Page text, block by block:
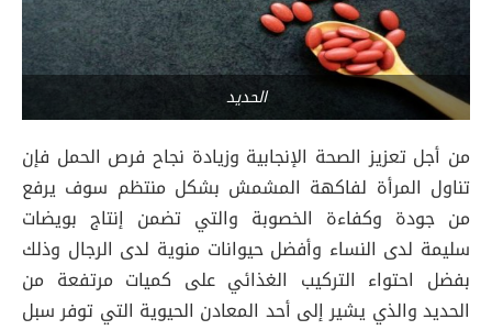
الحديد
من أجل تعزيز الصحة الإنجابية وزيادة نجاح فرص الحمل فإن
تناول المرأة لفاكهة المشمش بشكل منتظم سوف يرفع
من جودة وكفاءة الخصوبة والتي تضمن إنتاج بويضات
سليمة لدى النساء وأفضل حيوانات منوية لدى الرجال وذلك
بفضل احتواء التركيب الغذائي على كميات مرتفعة من
الحديد والذي يشير إلى أحد المعادن الحيوية التي توفر سبل